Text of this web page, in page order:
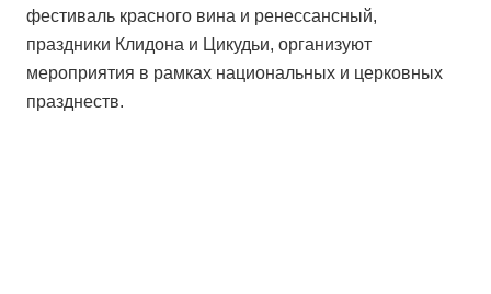
фестиваль красного вина и ренессансный,
праздники Клидона и Цикудьи, организуют
мероприятия в рамках национальных и церковных
празднеств.